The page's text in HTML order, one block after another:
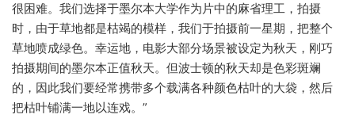
很困难。我们选择于墨尔本大学作为片中的麻省理工，拍摄
时，由于草地都是枯竭的模样，我们于拍摄前一星期，把整个
草地喷成绿色。幸运地，电影大部分场景被设定为秋天，刚巧
拍摄期间的墨尔本正值秋天。但波士顿的秋天却是色彩斑斓
的，因此我们要经常携带多个载满各种颜色枯叶的大袋，然后
把枯叶铺满一地以连戏。”